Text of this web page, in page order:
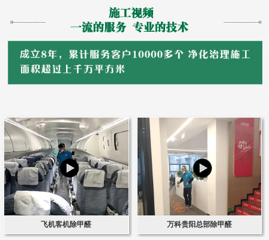
飞机客机除甲醛 万科贵阳总部除甲醛